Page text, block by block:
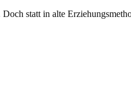
statt in alte